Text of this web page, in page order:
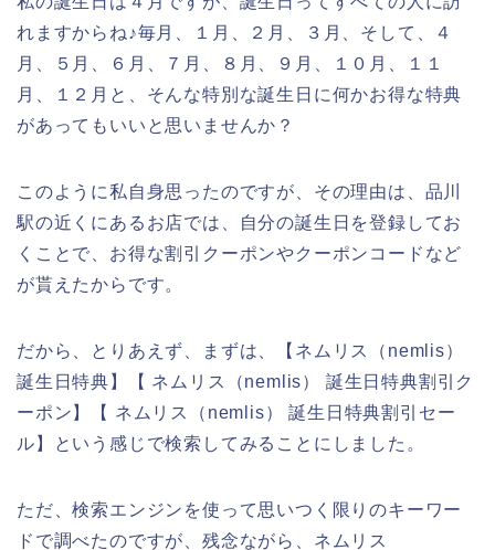
れますからね♪毎月、１月、２月、３月、そして、４
月、５月、６月、７月、８月、９月、１０月、１１
月、１２月と、そんな特別な誕生日に何かお得な特典
があってもいいと思いませんか？
このように私自身思ったのですが、その理由は、品川
駅の近くにあるお店では、自分の誕生日を登録してお
くことで、お得な割引クーポンやクーポンコードなど
が貰えたからです。
だから、とりあえず、まずは、【ネムリス（nemlis）
誕生日特典】【 ネムリス（nemlis） 誕生日特典割引ク
ーポン】【 ネムリス（nemlis） 誕生日特典割引セー
ル】という感じで検索してみることにしました。
ただ、検索エンジンを使って思いつく限りのキーワー
ドで調べたのですが、残念ながら、ネムリス